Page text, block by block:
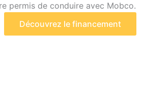
permis de conduire avec Mobco.
Découvrez le financement